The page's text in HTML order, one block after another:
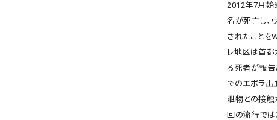
2012年7月始
名が死亡し、
されたことを
レ地区は首都
る死者が報告
でのエボラ出
泄物との接触
回の流行では